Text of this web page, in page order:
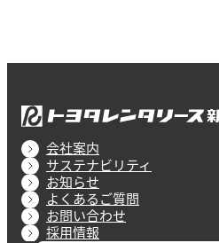
会社案内
サステナビリティ
お知らせ
よくあるご質問
お問い合わせ
採用情報